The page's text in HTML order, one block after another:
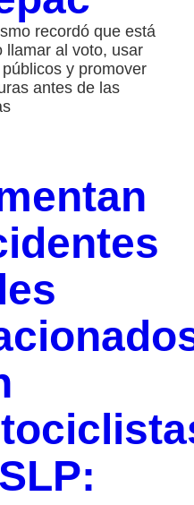
recordó que está
llamar al voto, usar
y promover
antes de las